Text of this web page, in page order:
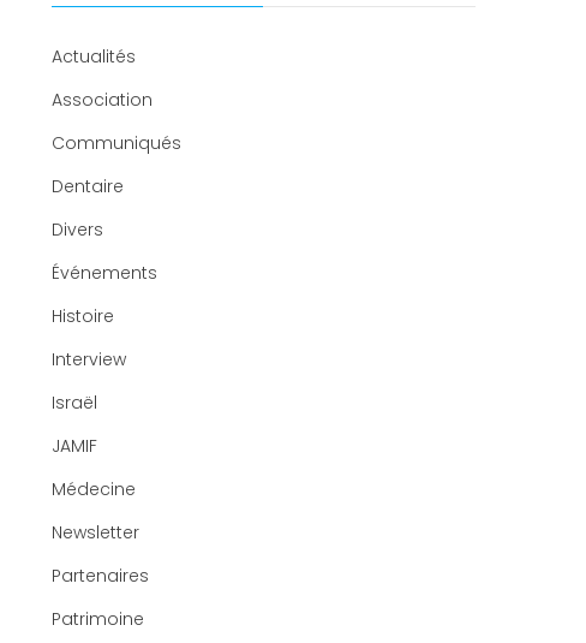
Actualités
Association
Communiqués
Dentaire
Divers
Événements
Histoire
Interview
Israël
JAMIF
Médecine
Newsletter
Partenaires
Patrimoine